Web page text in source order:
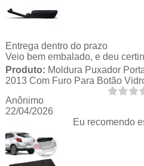
Entrega dentro do prazo
Veio bem embalado, e deu
Produto: Moldura Puxador
2013 Com Furo Para Botão
Anônimo
22/04/2026
Eu recomendo